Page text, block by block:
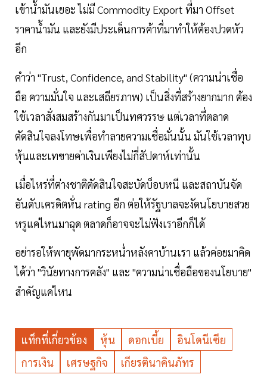
เข้าน้ำมันเยอะ ไม่มี Commodity Export ที่มา Offset
ราคาน้ำมัน และยังมีประเด็นการค้าที่มาทำให้ต้องปวดหัว
อีก
คำว่า "Trust, Confidence, and Stability" (ความน่าเชื่อ
ถือ ความมั่นใจ และเสถียรภาพ) เป็นสิ่งที่สร้างยากมาก ต้อง
ใช้เวลาสั่งสมสร้างกันมาเป็นทศวรรษ แต่เวลาที่ตลาด
ตัดสินใจลงโทษเพื่อทำลายความเชื่อมั่นนั้น มันใช้เวลาทุบ
หุ้นและเทขายค่าเงินเพียงไม่กี่สัปดาห์เท่านั้น
เมื่อไหร่ที่ต่างชาติตัดสินใจสะบัดบ็อบหนี และสถาบันจัด
อันดับเครดิตหั่น rating อีก ต่อให้รัฐบาลจะงัดนโยบายสวย
หรูแค่ไหนมาฉุด ตลาดก็อาจจะไม่ฟังเราอีกก็ได้
อย่ารอให้พายุพัดมากระหน่ำหลังคาบ้านเรา แล้วค่อยมาคิด
ได้ว่า "วินัยทางการคลัง" และ "ความน่าเชื่อถือของนโยบาย"
สำคัญแค่ไหน
แท็กที่เกี่ยวข้อง หุ้น ดอกเบี้ย
อินโดนีเซีย
การเงิน
เศรษฐกิจ เกียรตินาคินภัทร